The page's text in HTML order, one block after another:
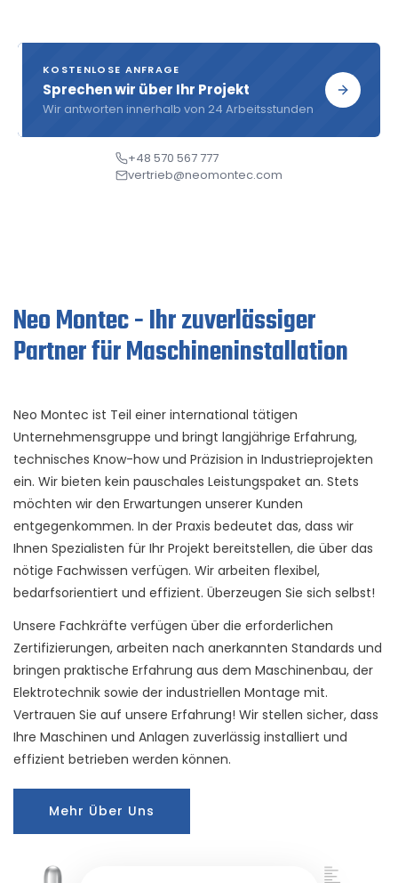
KOSTENLOSE ANFRAGE
Sprechen wir über Ihr Projekt
Wir antworten innerhalb von 24 Arbeitsstunden
+48 570 567 777
vertrieb@neomontec.com
Neo Montec - Ihr zuverlässiger
Partner für Maschineninstallation
Neo Montec ist Teil einer international tätigen
Unternehmensgruppe und bringt langjährige Erfahrung,
technisches Know-how und Präzision in Industrieprojekten
ein. Wir bieten kein pauschales Leistungspaket an. Stets
möchten wir den Erwartungen unserer Kunden
entgegenkommen. In der Praxis bedeutet das, dass wir
Ihnen Spezialisten für Ihr Projekt bereitstellen, die über das
nötige Fachwissen verfügen. Wir arbeiten flexibel,
bedarfsorientiert und effizient. Überzeugen Sie sich selbst!
Unsere Fachkräfte verfügen über die erforderlichen
Zertifizierungen, arbeiten nach anerkannten Standards und
bringen praktische Erfahrung aus dem Maschinenbau, der
Elektrotechnik sowie der industriellen Montage mit.
Vertrauen Sie auf unsere Erfahrung! Wir stellen sicher, dass
Ihre Maschinen und Anlagen zuverlässig installiert und
effizient betrieben werden können.
Mehr Über Uns